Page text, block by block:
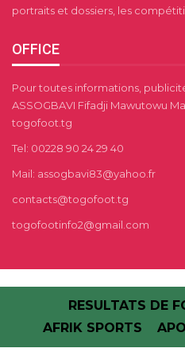
portraits et dossiers, les
OFFICE
Pour toutes informations,
ASSOGBAVI Fifadji Mawutowu
togofoot.tg
Tel: 00228 90 24 29 40
Mail: assogbavi83@yahoo.fr
contacts@togofoot.tg
togofootinfo2@gmail.com
RESULTATS DE
AFRIK SPORTS
APO